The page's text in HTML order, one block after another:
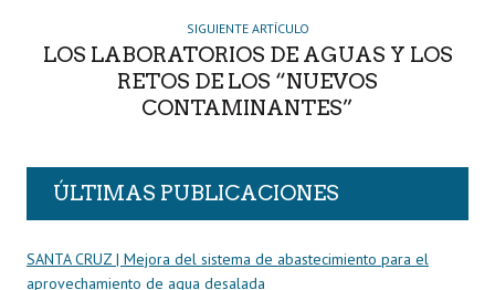
SIGUIENTE ARTÍCULO
LOS LABORATORIOS DE AGUAS Y LOS
RETOS DE LOS “NUEVOS
CONTAMINANTES”
ÚLTIMAS PUBLICACIONES
SANTA CRUZ | Mejora del sistema de abastecimiento para el
aprovechamiento de agua desalada